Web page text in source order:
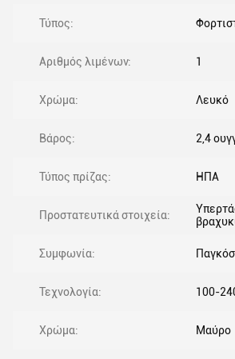
Τύπος:
Αριθμός λιμένων: 1
Χρώμα: Λευκό
Βάρος: 2,4
Τύπος πρίζας: ΗΠΑ
Προστατευτικά στοιχεία:
Συμφωνία:
Τεχνολογία: 100-
Χρώμα: Μαύρο